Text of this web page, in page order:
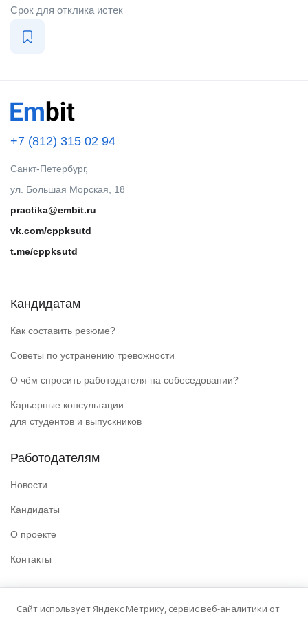
Срок для отклика истек
+7 (812) 315 02 94
Санкт-Петербург,
ул. Большая Морская, 18
practika@embit.ru
vk.com/cppksutd
t.me/cppksutd
Кандидатам
Как составить резюме?
Советы по устранению тревожности
О чём спросить работодателя на собеседовании?
Карьерные консультации
для студентов и выпускников
Работодателям
Новости
Кандидаты
О проекте
Контакты
Сайт использует Яндекс Метрику, сервис веб-аналитики от